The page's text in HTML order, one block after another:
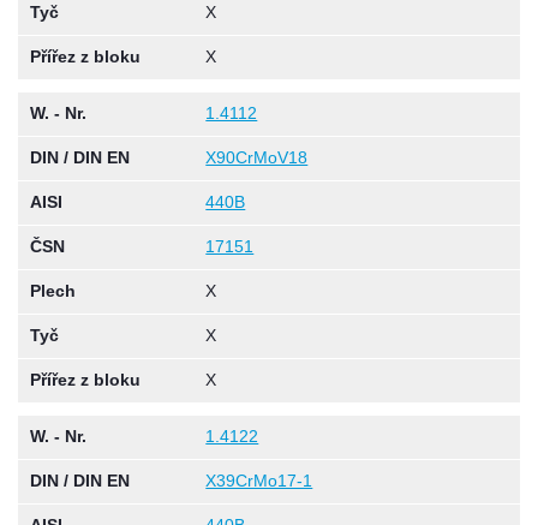
Tyč X
Přířez z bloku X
W. - Nr. 1.4112
DIN / DIN EN X90CrMoV18
AISI 440B
ČSN 17151
Plech X
Tyč X
Přířez z bloku X
W. - Nr. 1.4122
DIN / DIN EN X39CrMo17-1